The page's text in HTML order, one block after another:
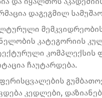
დაგეგმილ
კატეგორიის
კომპლექსის
ჩაუტარდება.
კედლები,